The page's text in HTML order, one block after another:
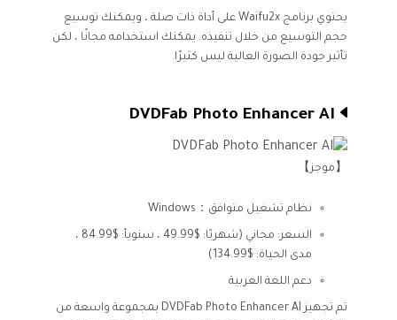
يحتوي برنامج Waifu2x على أداة ذات صلة ، ويمكنك توسيع
حجم التوسيع من خلال تنفيذه. يمكنك استخدامه مجانًا ، لكن
تأثير جودة الصورة العالية ليس كثيرًا.
DVDFab Photo Enhancer AI
【موجز】
نظام تشغيل متوافق：Windows
السعر: مجاني (شهريًا: $49.99 ، سنويأ: $84.99 ،
مدى الحياة: $134.99)
دعم اللغة العربية
تم تجهيز DVDFab Photo Enhancer AI بمجموعة واسعة من